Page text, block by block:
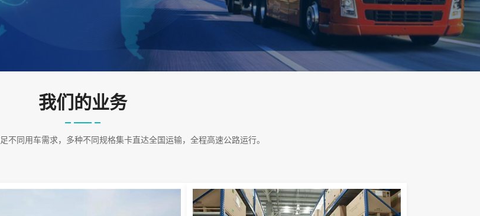
我们的业务
不同用车需求，多种不同规格集卡直达全国运输，全程高速公路运行。